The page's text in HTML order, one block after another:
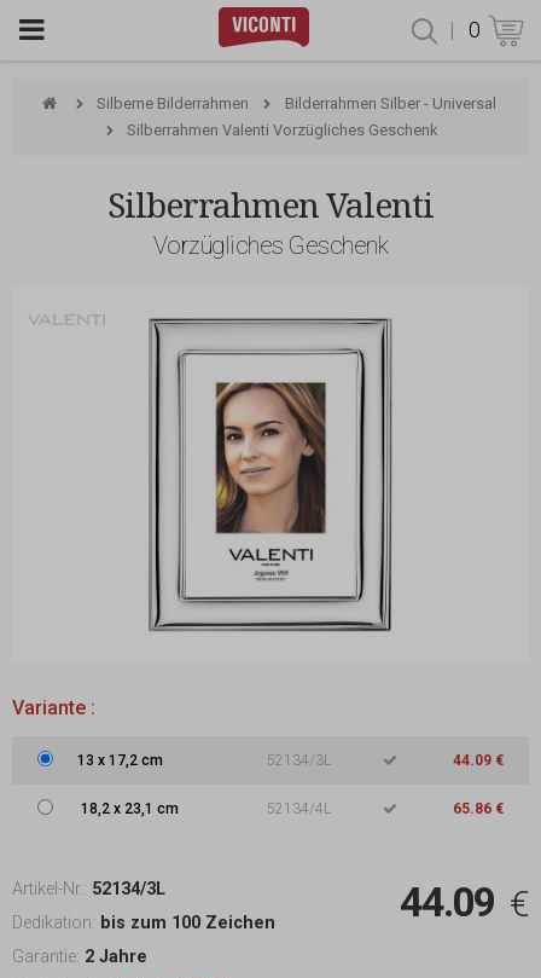
| 0
Silberne Bilderrahmen
Bilderrahmen Silber - Universal
Silberrahmen Valenti Vorzügliches Geschenk
Silberrahmen Valenti
Vorzügliches Geschenk
Valenti & Co
Variante :
13x 17,2 cm 52134/3L 44.09 €
18,2x 23,1 cm 52134/4L 65.86 €
Artikel-Nr.: 52134/3L
Dedikation: bis zum 100 Zeichen
Garantie: 2 Jahre
44.09 €